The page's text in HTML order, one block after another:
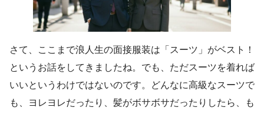
さて、ここまで浪人生の面接服装は「スーツ」がベスト！
というお話をしてきましたね。でも、ただスーツを着れば
いいというわけではないのです。どんなに高級なスーツで
も、ヨレヨレだったり、髪がボサボサだったりしたら、も